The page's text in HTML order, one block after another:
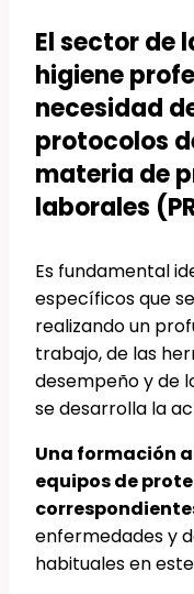
El sector de
higiene
necesidad
protocolos
materia de
laborales
Es fundamental
específicos que
realizando un
trabajo, de las
desempeño y de
se desarrolla la
Una formación
equipos de
enfermedades y
habituales en